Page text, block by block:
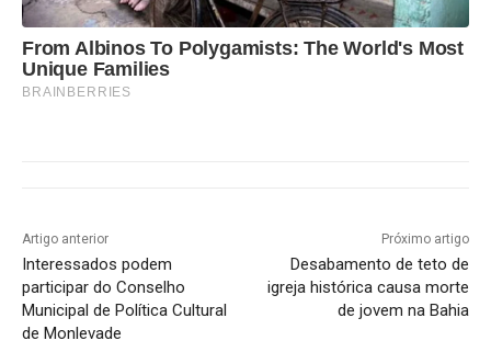
From Albinos To Polygamists: The World's Most
Unique Families
BRAINBERRIES
Artigo anterior
Interessados podem
participar do Conselho
Municipal de Política Cultural
de Monlevade
Próximo artigo
Desabamento de teto de
igreja histórica causa morte
de jovem na Bahia